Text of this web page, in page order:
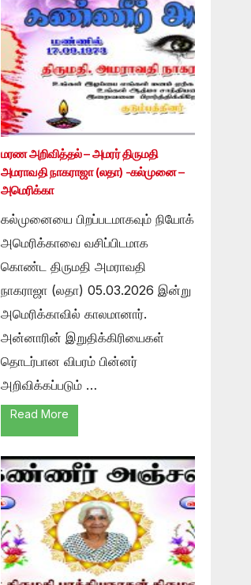
மரண அறிவித்தல் – அமரர் திருமதி
அமராவதி நாகராஜா (லதா) -கல்முனை –
அமெரிக்கா
கல்முனையை பிறப்படமாகவும் நியோக்
அமெரிக்காவை வசிப்பிடமாக
கொண்ட திருமதி அமராவதி
நாகராஜா (லதா) 05.03.2026 இன்று
அமெரிக்காவில் காலமானார்.
அன்னாரின் இறுதிக்கிரியைகள்
தொடர்பான விபரம் பின்னர்
அறிவிக்கப்படும் …
Read More